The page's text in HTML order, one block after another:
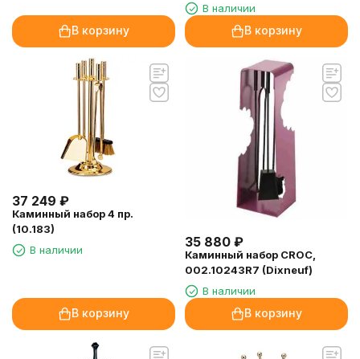
В корзину
В наличии
В корзину
37 249 ₽
Каминный набор 4 пр.
(10.183)
В наличии
В корзину
35 880 ₽
Каминный набор CROC,
002.10243R7 (Dixneuf)
В наличии
В корзину